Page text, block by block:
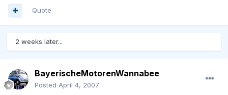
Quote
2 weeks later...
BayerischeMotorenWannabee
Posted April 4, 2007